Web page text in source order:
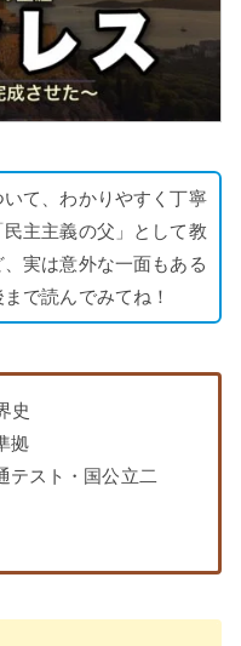
いて、わかりやすく丁寧
主主義の父」として教
実は意外な一面もある
で読んでみてね！
史
拠
テスト・国公立二